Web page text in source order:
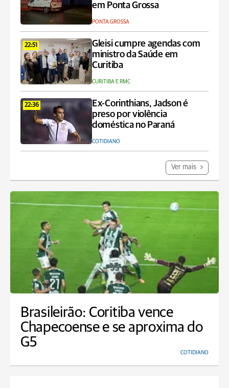
em Ponta Grossa
PONTA GROSSA
22:51
Gleisi cumpre agendas com
ministro da Saúde em
Curitiba
CURITIBA E RMC
22:36
Ex-Corinthians, Jadson é
preso por violência
doméstica no Paraná
COTIDIANO
Ver mais
Brasileirão: Coritiba vence
Chapecoense e se aproxima do
G5
COTIDIANO